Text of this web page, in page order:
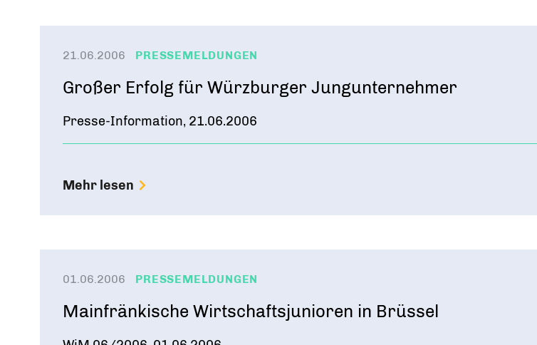
21.06.2006 PRESSEMELDUNGEN
Großer Erfolg für Würzburger Jungunternehmer
Presse-Information, 21.06.2006
Mehr lesen
01.06.2006 PRESSEMELDUNGEN
Mainfränkische Wirtschaftsjunioren in Brüssel